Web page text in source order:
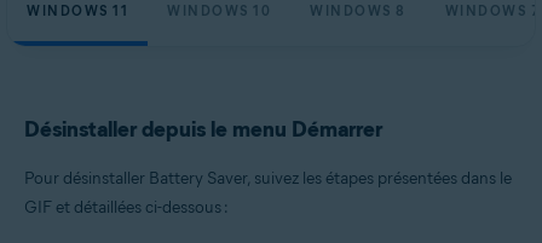
WINDOWS 11 WINDOWS 10 WINDOWS 8 WINDOWS 7
Désinstaller depuis le menu Démarrer
Pour désinstaller Battery Saver, suivez les étapes présentées dans le
GIF et détaillées ci-dessous :